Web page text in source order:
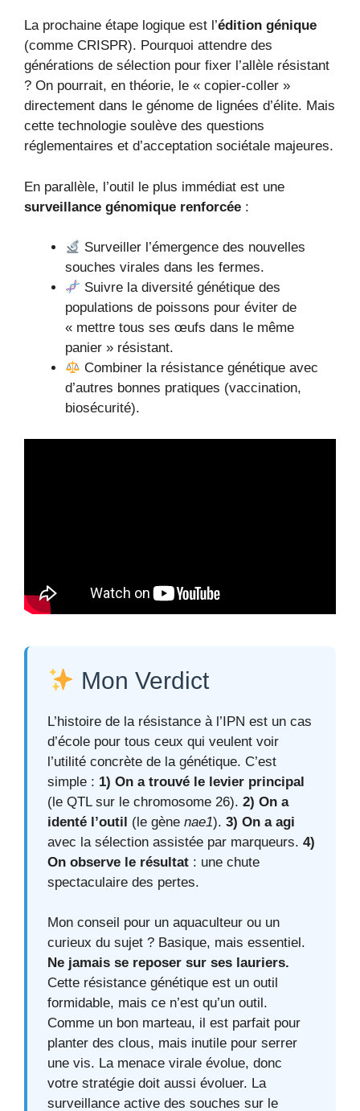
La prochaine étape logique est l’édition génique
(comme CRISPR). Pourquoi attendre des
générations de sélection pour fixer l’allèle résistant
? On pourrait, en théorie, le « copier-coller »
directement dans le génome de lignées d’élite. Mais
cette technologie soulève des questions
réglementaires et d’acceptation sociétale majeures.
En parallèle, l’outil le plus immédiat est une
surveillance génomique renforcée :
Surveiller l’émergence des nouvelles
souches virales dans les fermes.
Suivre la diversité génétique des
populations de poissons pour éviter de
« mettre tous ses œufs dans le même
panier » résistant.
Combiner la résistance génétique avec
d’autres bonnes pratiques (vaccination,
biosécurité).
Mon Verdict
L’histoire de la résistance à l’IPN est un cas
d’école pour tous ceux qui veulent voir
l’utilité concrète de la génétique. C’est
simple : 1) On a trouvé le levier principal
(le QTL sur le chromosome 26). 2) On a
identé l’outil (le gène nae1). 3) On a agi
avec la sélection assistée par marqueurs. 4)
On observe le résultat : une chute
spectaculaire des pertes.
Mon conseil pour un aquaculteur ou un
curieux du sujet ? Basique, mais essentiel.
Ne jamais se reposer sur ses lauriers.
Cette résistance génétique est un outil
formidable, mais ce n’est qu’un outil.
Comme un bon marteau, il est parfait pour
planter des clous, mais inutile pour serrer
une vis. La menace virale évolue, donc
votre stratégie doit aussi évoluer. La
surveillance active des souches sur le